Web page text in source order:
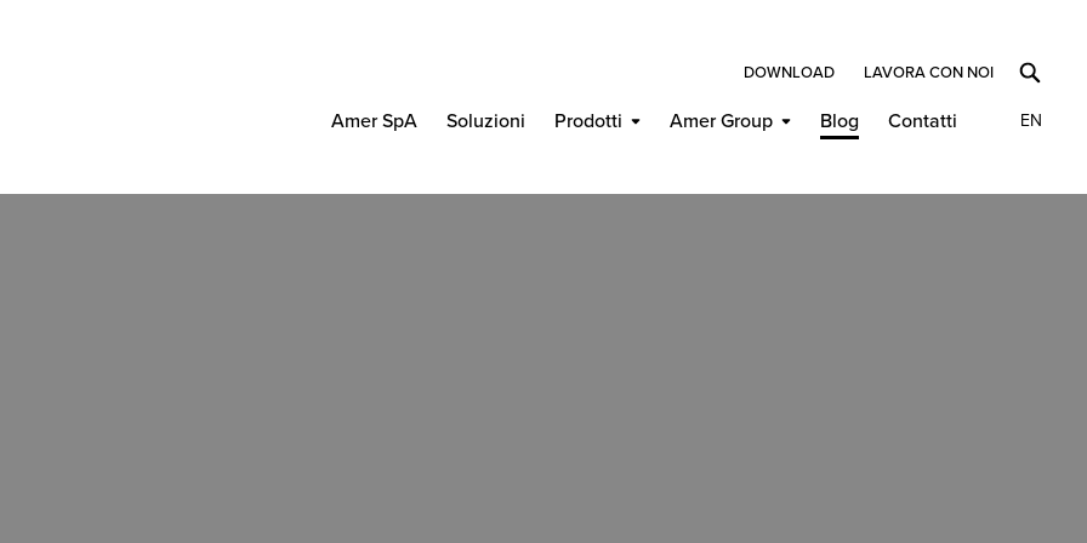
Amer SpA Soluzioni Prodotti Amer Group Blog Contatti EN
DOWNLOAD LAVORA CON NOI